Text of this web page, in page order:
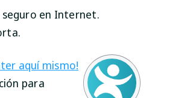
seguro en Internet.
aquí mismo!
para